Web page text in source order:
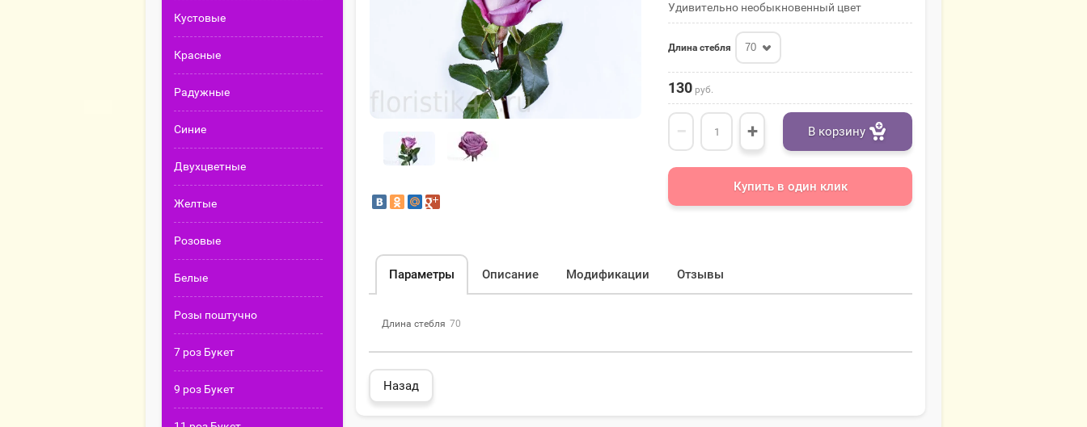
Кустовые
Красные
Радужные
Синие
Двухцветные
Желтые
Розовые
Белые
Розы поштучно
7 роз Букет
9 роз Букет
Удивительно необыкновенный цвет
Длина стебля 70
130 руб.
− + В корзину
Купить в один клик
Параметры Описание Модификации Отзывы
Длина стебля 70
Назад